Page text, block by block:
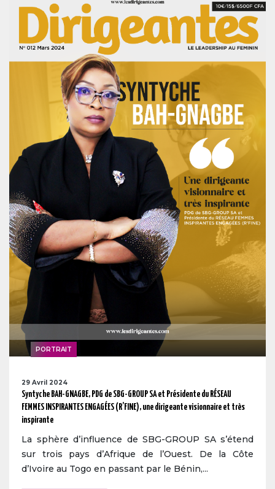
PORTRAIT
29 Avril 2024
Syntyche BAH-GNAGBE, PDG de SBG-GROUP SA et Présidente du RÉSEAU
FEMMES INSPIRANTES ENGAGÉES (R’FINE), une dirigeante visionnaire et très
inspirante
La sphère d’influence de SBG-GROUP SA s’étend
sur trois pays d’Afrique de l’Ouest. De la Côte
d’Ivoire au Togo en passant par le Bénin,...